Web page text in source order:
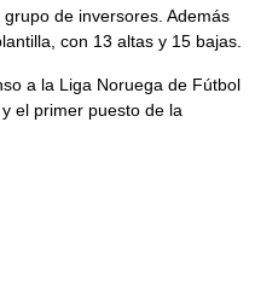
de inversores. Además
con 13 altas y 15 bajas.
a la Liga Noruega de Fútbol
el primer puesto de la